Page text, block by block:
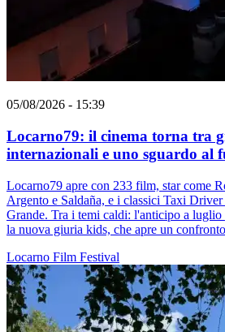
05/08/2026 - 15:39
Locarno79: il cinema torna tra
internazionali e uno sguardo al
Locarno79 apre con 233 film, star come
Argento e Saldaña, e i classici Taxi
Grande. Tra i temi caldi: l'anticipo a
la nuova giuria kids, che apre un
Locarno Film Festival